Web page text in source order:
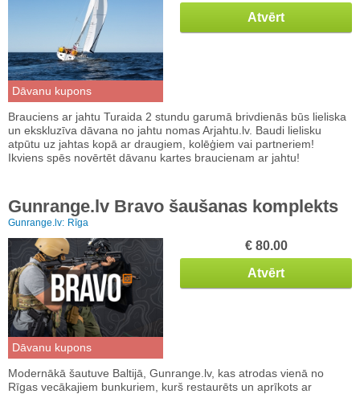
Dāvanu kupons
Atvērt
Brauciens ar jahtu Turaida 2 stundu garumā brivdienās būs lieliska
un ekskluzīva dāvana no jahtu nomas Arjahtu.lv. Baudi lielisku
atpūtu uz jahtas kopā ar draugiem, kolēģiem vai partneriem!
Ikviens spēs novērtēt dāvanu kartes braucienam ar jahtu!
Gunrange.lv Bravo šaušanas komplekts
Gunrange.lv: Rīga
Dāvanu kupons
€ 80.00
Atvērt
Modernākā šautuve Baltijā, Gunrange.lv, kas atrodas vienā no
Rīgas vecākajiem bunkuriem, kurš restaurēts un aprīkots ar